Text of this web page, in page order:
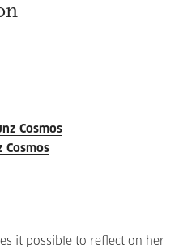
Cosmos
Cosmos
it possible to reflect on her